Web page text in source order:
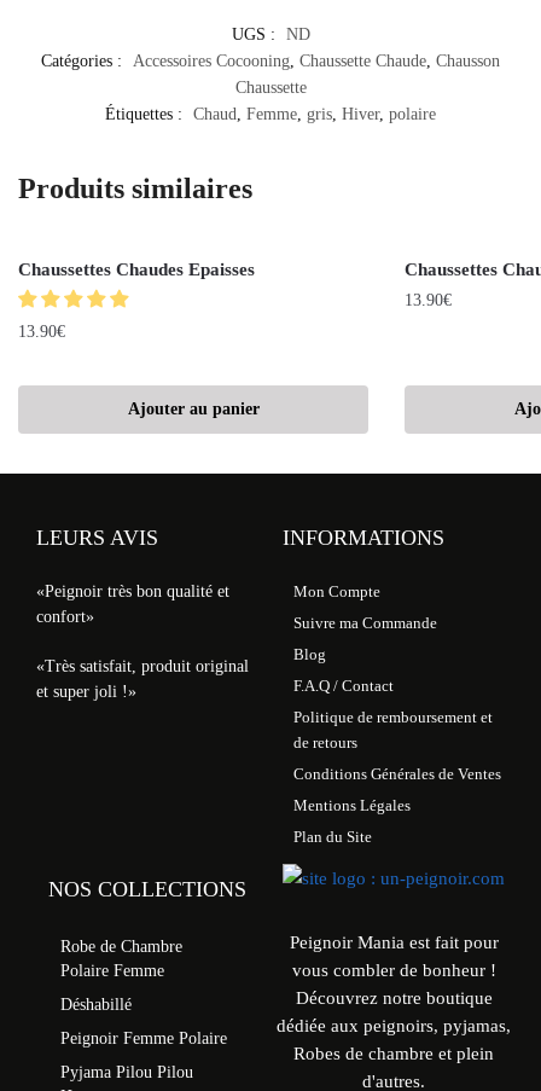
UGS :
ND
Catégories :
Accessoires Cocooning Chaussette Chaude Chausson
Chaussette
Étiquettes :
Chaud Femme gris Hiver, polaire
Produits similaires
Chaussettes Chaudes Epaisses
13.90€
Ajouter au panier
Chaussettes
13.90€
LEURS AVIS
«Peignoir très bon qualité et
confort»
«Très satisfait, produit original
et super joli !»
INFORMATIONS
Mon Compte
Suivre ma Commande
Blog
F.A.Q / Contact
Politique de remboursement et
de retours
Conditions Générales de Ventes
Mentions Légales
Plan du Site
NOS COLLECTIONS
Robe de Chambre
Polaire Femme
Déshabillé
Peignoir Femme Polaire
Pyjama Pilou Pilou
Peignoir Mania est fait pour
vous combler de bonheur !
Découvrez notre boutique
dédiée aux peignoirs, pyjamas,
Robes de chambre et plein
d'autres.